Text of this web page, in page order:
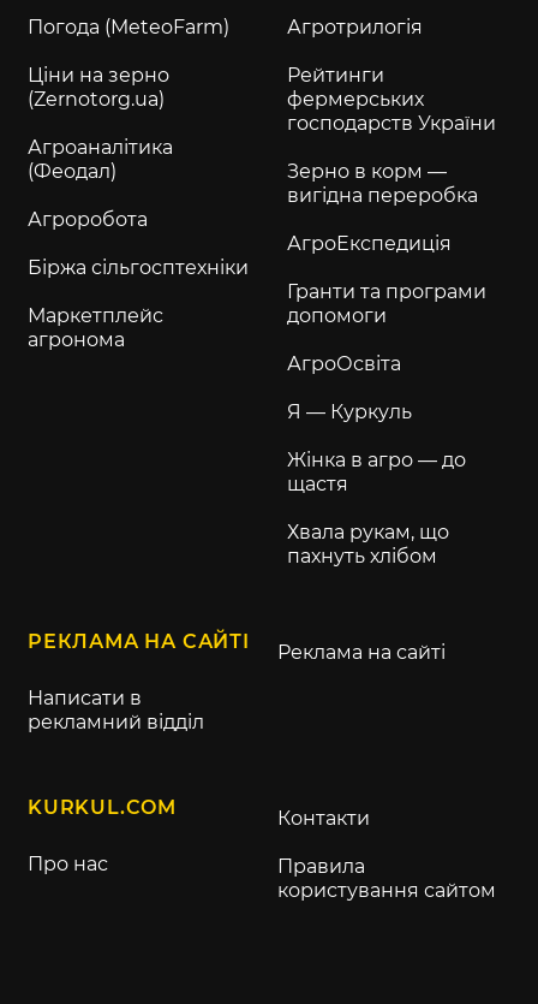
Погода (MeteoFarm)
Ціни на зерно
(Zernotorg.ua)
Агроаналітика
(Феодал)
Агроробота
Біржа сільгосптехніки
Маркетплейс
агронома
Агротрилогія
Рейтинги
фермерських
господарств України
Зерно в корм —
вигідна переробка
АгроЕкспедиція
Гранти та програми
допомоги
АгроОсвіта
Я — Куркуль
Жінка в агро — до
щастя
Хвала рукам, що
пахнуть хлібом
РЕКЛАМА НА САЙТІ
Написати в
рекламний відділ
Реклама на сайті
KURKUL.COM
Про нас
Контакти
Правила
користування сайтом